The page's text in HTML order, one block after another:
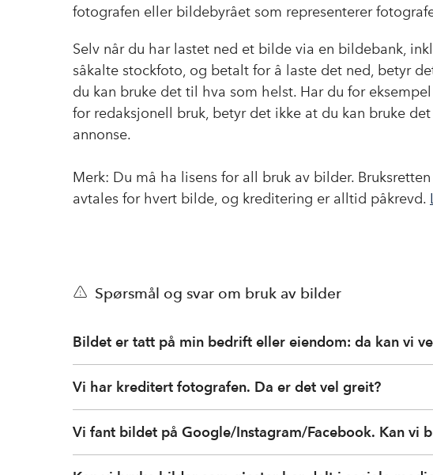
fotografen eller bildebyrået som representerer
Selv når du har lastet ned et bilde via en bildebank,
såkalte stockfoto, og betalt for å laste det ned, betyr
du kan bruke det til hva som helst. Har du for
for redaksjonell bruk, betyr det ikke at du kan bruke
annonse.
Merk: Du må ha lisens for all bruk av bilder.
avtales for hvert bilde, og kreditering er alltid påkrevd.
Spørsmål og svar om bruk av bilder
Bildet er tatt på min bedrift eller eiendom: da kan vi
Vi har kreditert fotografen. Da er det vel greit?
Vi fant bildet på Google/Instagram/Facebook. Kan vi